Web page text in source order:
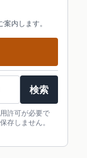
内します。
検索
許可が必要で
存しません。